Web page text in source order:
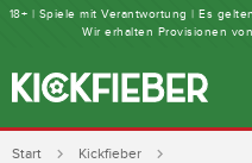
18+ | Spiele mit Verantwortung | Es
Wir erhalten Provisionen
Start Kickfieber